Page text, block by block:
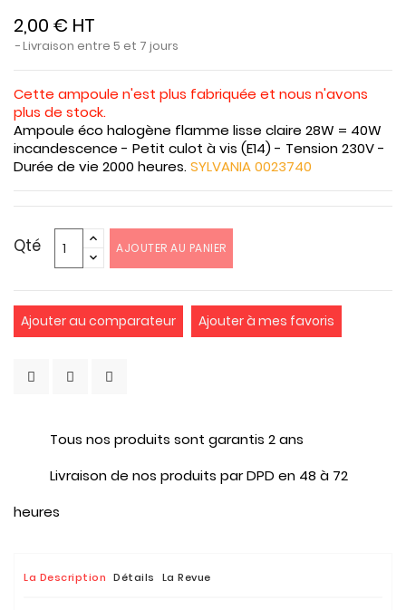
2,00 € HT
Livraison entre 5 et 7 jours
Cette ampoule n'est plus fabriquée et nous n'avons
plus de stock.
Ampoule éco halogène flamme lisse claire 28W = 40W
incandescence - Petit culot à vis (E14) - Tension 230V -
Durée de vie 2000 heures.SYLVANIA 0023740
Qté AJOUTER AU PANIER
Ajouter au comparateur Ajouter à mes favoris
Tous nos produits sont garantis 2 ans
Livraison de nos produits par DPD en 48 à 72
heures
La Description Détails La Revue